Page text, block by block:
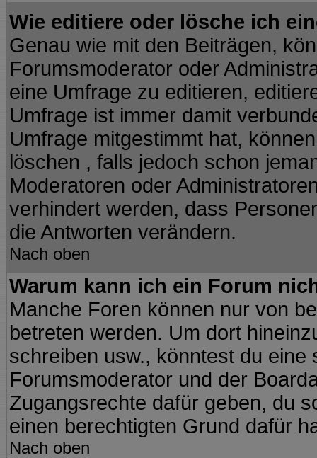
Wie editiere oder lösche ich
Genau wie mit den Beiträgen,
Forumsmoderator oder
eine Umfrage zu editieren,
Umfrage ist immer damit
Umfrage mitgestimmt hat,
löschen , falls jedoch schon
Moderatoren oder
verhindert werden, dass
die Antworten verändern.
Nach oben
Warum kann ich ein Forum
Manche Foren können nur von
betreten werden. Um dort
schreiben usw., könntest du
Forumsmoderator und der
Zugangsrechte dafür geben, du
einen berechtigten Grund dafür
Nach oben